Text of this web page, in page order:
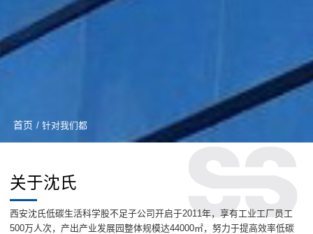
首页 / 针对我们都
关于沈氏
西安沈氏低碳生活科学股不足子公司开启于2011年，享有工业工厂员工
500万人次，产出产业发展园整体规模达44000㎡，努力于提高效率低碳